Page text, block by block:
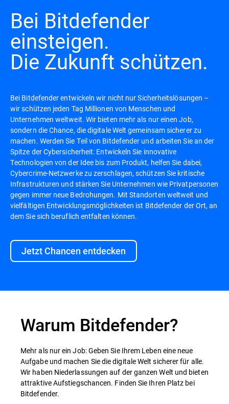
Bei Bitdefender
einsteigen.
Die Zukunft schützen.
Bei Bitdefender entwickeln wir nicht nur Sicherheitslösungen –
wir schützen jeden Tag Millionen von Menschen und
Unternehmen weltweit. Wir bieten mehr als nur einen Job,
sondern die Chance, die digitale Welt gemeinsam sicherer zu
machen. Werden Sie Teil von Bitdefender und arbeiten Sie an der
Spitze der Cybersicherheit: Entwickeln Sie innovative
Technologien von der Idee bis zum Produkt, helfen Sie dabei,
Cybercrime-Netzwerke zu zerschlagen, schützen Sie kritische
Infrastrukturen und stärken Sie Unternehmen wie Privatpersonen
gegen immer neue Bedrohungen. Mit Standorten weltweit und
vielfältigen Entwicklungsmöglichkeiten ist Bitdefender der Ort, an
dem Sie sich beruflich entfalten können.
Jetzt Chancen entdecken
Warum Bitdefender?
Mehr als nur ein Job: Geben Sie Ihrem Leben eine neue
Aufgabe und machen Sie die digitale Welt sicherer für alle.
Wir haben Niederlassungen auf der ganzen Welt und bieten
attraktive Aufstiegschancen. Finden Sie Ihren Platz bei
Bitdefender.